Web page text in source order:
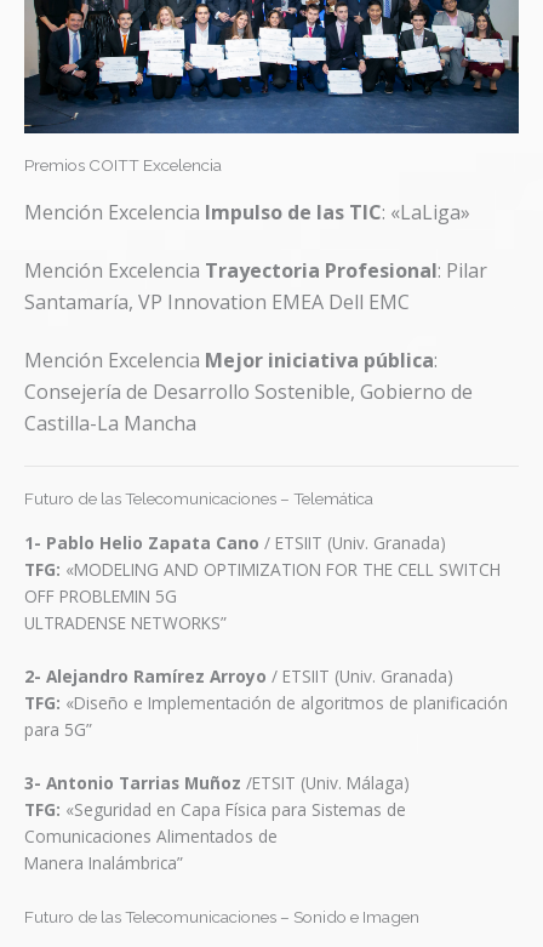
Premios COITT Excelencia
Mención Excelencia Impulso de las TIC: «LaLiga»
Mención Excelencia Trayectoria Profesional: Pilar
Santamaría, VP Innovation EMEA Dell EMC
Mención Excelencia Mejor iniciativa pública:
Consejería de Desarrollo Sostenible, Gobierno de
Castilla-La Mancha
Futuro de las Telecomunicaciones – Telemática
1- Pablo Helio Zapata Cano / ETSIIT (Univ. Granada)
TFG: «MODELING AND OPTIMIZATION FOR THE CELL SWITCH
OFF PROBLEMIN 5G
ULTRADENSE NETWORKS”
2- Alejandro Ramírez Arroyo / ETSIIT (Univ. Granada)
TFG: «Diseño e Implementación de algoritmos de planificación
para 5G”
3- Antonio Tarrias Muñoz /ETSIT (Univ. Málaga)
TFG: «Seguridad en Capa Física para Sistemas de
Comunicaciones Alimentados de
Manera Inalámbrica”
Futuro de las Telecomunicaciones – Sonido e Imagen